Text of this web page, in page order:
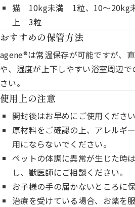
猫 10kg未満 1粒、10～20kg
上 3粒
おすすめの保管方法
agene®︎は常温保存が可能ですが、
や、湿度が上下しやすい浴室周辺
さい。
使用上の注意
開封後はお早めにご使用ください
原材料をご確認の上、アレルギ
用にならないでください。
ペットの体調に異常が生じた時
し、獣医師にご相談ください。
お子様の手の届かないところに
治療を受けている場合、お薬を